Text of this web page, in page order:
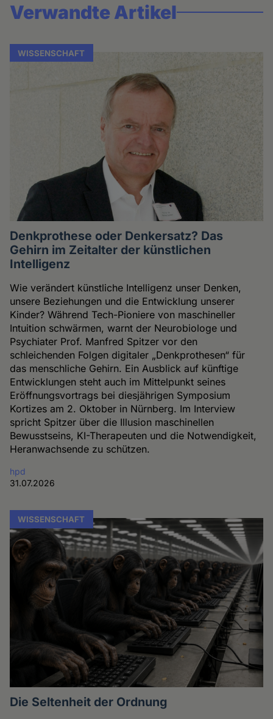
Verwandte Artikel
WISSENSCHAFT
Denkprothese oder Denkersatz? Das
Gehirn im Zeitalter der künstlichen
Intelligenz
Wie verändert künstliche Intelligenz unser Denken,
unsere Beziehungen und die Entwicklung unserer
Kinder? Während Tech-Pioniere von maschineller
Intuition schwärmen, warnt der Neurobiologe und
Psychiater Prof. Manfred Spitzer vor den
schleichenden Folgen digitaler „Denkprothesen“ für
das menschliche Gehirn. Ein Ausblick auf künftige
Entwicklungen steht auch im Mittelpunkt seines
Eröffnungsvortrags bei diesjährigen Symposium
Kortizes am 2. Oktober in Nürnberg. Im Interview
spricht Spitzer über die Illusion maschinellen
Bewusstseins, KI-Therapeuten und die Notwendigkeit,
Heranwachsende zu schützen.
hpd
31.07.2026
WISSENSCHAFT
Die Seltenheit der Ordnung